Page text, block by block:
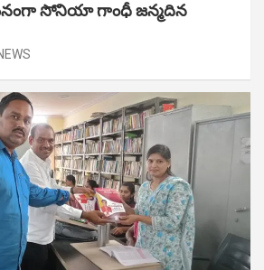
సోనియా గాంధీ జ‌న్మ‌దిన